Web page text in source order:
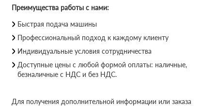
Преимущества работы с нами:
Быстрая подача машины
Профессиональный подход к каждому клиенту
Индивидуальные условия сотрудничества
Доступные цены с любой формой оплаты: наличные,
безналичные с НДС и без НДС.
Для получения дополнительной информации или заказа